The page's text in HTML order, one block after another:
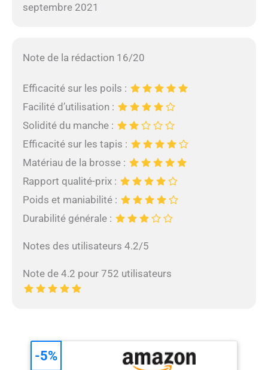
septembre 2021
Note de la rédaction 16/20
Efficacité sur les poils :
Facilité d’utilisation :
Solidité du manche :
Efficacité sur les tapis :
Matériau de la brosse :
Rapport qualité-prix :
Poids et maniabilité :
Durabilité générale :
Notes des utilisateurs 4.2/5
Note de 4.2 pour 752 utilisateurs
-5%